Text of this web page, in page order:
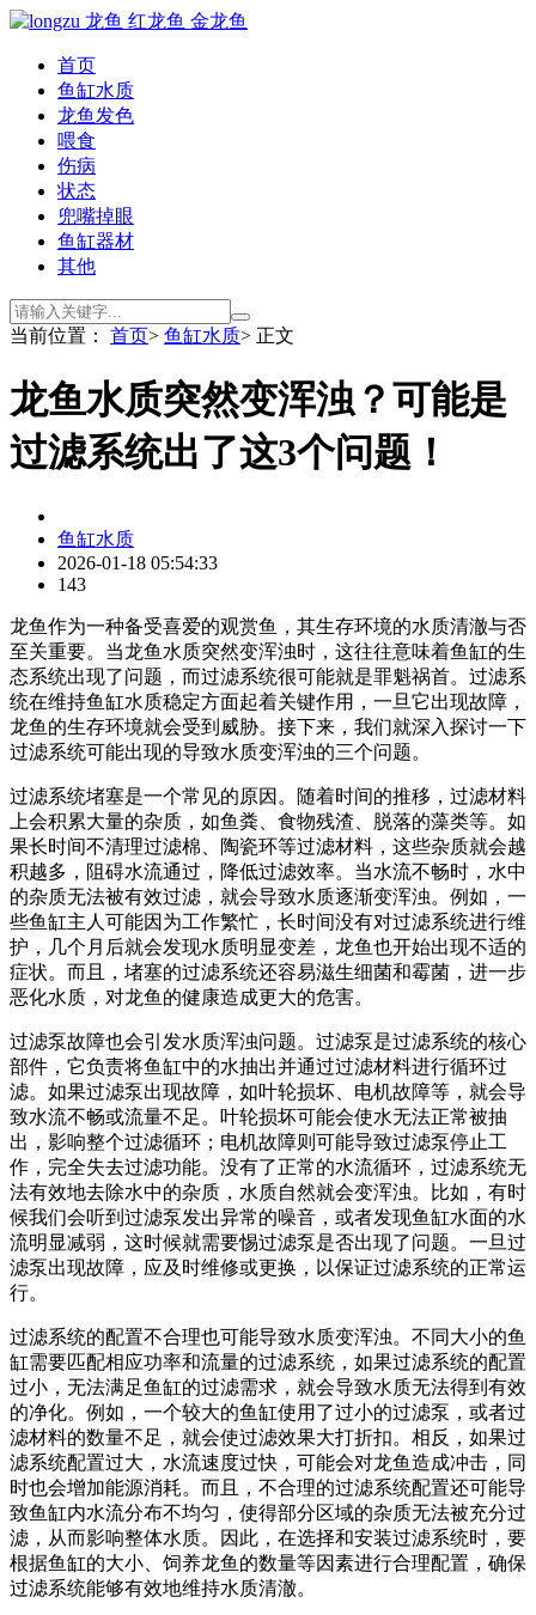
首页
鱼缸水质
龙鱼发色
喂食
伤病
状态
兜嘴掉眼
鱼缸器材
其他
当前位置： 首页> 鱼缸水质> 正文
龙鱼水质突然变浑浊？可能是
过滤系统出了这3个问题！
鱼缸水质
2026-01-18 05:54:33
143
龙鱼作为一种备受喜爱的观赏鱼，其生存环境的水质清澈与否
至关重要。当龙鱼水质突然变浑浊时，这往往意味着鱼缸的生
态系统出现了问题，而过滤系统很可能就是罪魁祸首。过滤系
统在维持鱼缸水质稳定方面起着关键作用，一旦它出现故障，
龙鱼的生存环境就会受到威胁。接下来，我们就深入探讨一下
过滤系统可能出现的导致水质变浑浊的三个问题。
过滤系统堵塞是一个常见的原因。随着时间的推移，过滤材料
上会积累大量的杂质，如鱼粪、食物残渣、脱落的藻类等。如
果长时间不清理过滤棉、陶瓷环等过滤材料，这些杂质就会越
积越多，阻碍水流通过，降低过滤效率。当水流不畅时，水中
的杂质无法被有效过滤，就会导致水质逐渐变浑浊。例如，一
些鱼缸主人可能因为工作繁忙，长时间没有对过滤系统进行维
护，几个月后就会发现水质明显变差，龙鱼也开始出现不适的
症状。而且，堵塞的过滤系统还容易滋生细菌和霉菌，进一步
恶化水质，对龙鱼的健康造成更大的危害。
过滤泵故障也会引发水质浑浊问题。过滤泵是过滤系统的核心
部件，它负责将鱼缸中的水抽出并通过过滤材料进行循环过
滤。如果过滤泵出现故障，如叶轮损坏、电机故障等，就会导
致水流不畅或流量不足。叶轮损坏可能会使水无法正常被抽
出，影响整个过滤循环；电机故障则可能导致过滤泵停止工
作，完全失去过滤功能。没有了正常的水流循环，过滤系统无
法有效地去除水中的杂质，水质自然就会变浑浊。比如，有时
候我们会听到过滤泵发出异常的噪音，或者发现鱼缸水面的水
流明显减弱，这时候就需要惕过滤泵是否出现了问题。一旦过
滤泵出现故障，应及时维修或更换，以保证过滤系统的正常运
行。
过滤系统的配置不合理也可能导致水质变浑浊。不同大小的鱼
缸需要匹配相应功率和流量的过滤系统，如果过滤系统的配置
过小，无法满足鱼缸的过滤需求，就会导致水质无法得到有效
的净化。例如，一个较大的鱼缸使用了过小的过滤泵，或者过
滤材料的数量不足，就会使过滤效果大打折扣。相反，如果过
滤系统配置过大，水流速度过快，可能会对龙鱼造成冲击，同
时也会增加能源消耗。而且，不合理的过滤系统配置还可能导
致鱼缸内水流分布不均匀，使得部分区域的杂质无法被充分过
滤，从而影响整体水质。因此，在选择和安装过滤系统时，要
根据鱼缸的大小、饲养龙鱼的数量等因素进行合理配置，确保
过滤系统能够有效地维持水质清澈。